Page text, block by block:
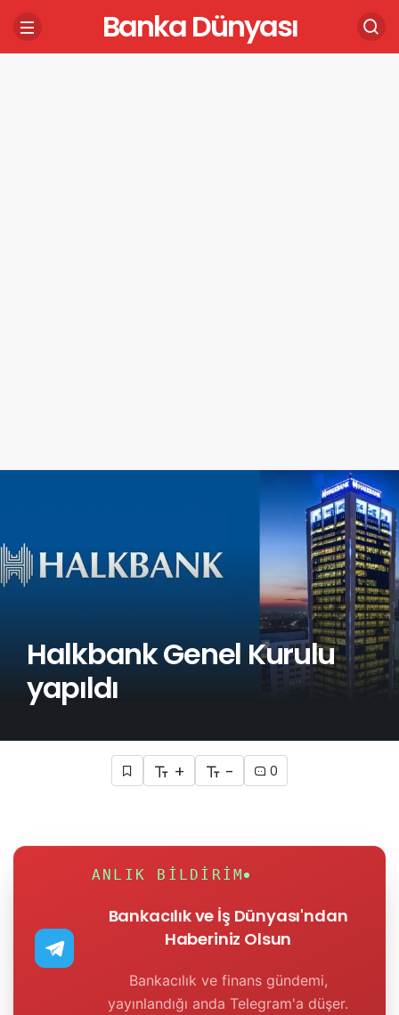
Banka Dünyası
Halkbank Genel Kurulu
yapıldı
+ - 0
ANLIK BILDIRIM
Bankacılık ve İş Dünyası'ndan
Haberiniz Olsun
Bankacılık ve finans gündemi,
yayınlandığı anda Telegram'a düşer.